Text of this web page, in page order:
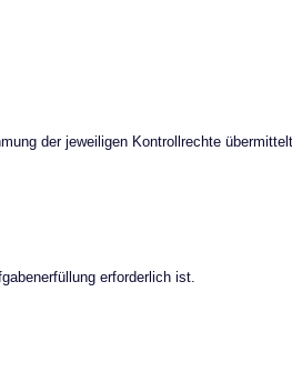
der jeweiligen Kontrollrechte
erforderlich ist.